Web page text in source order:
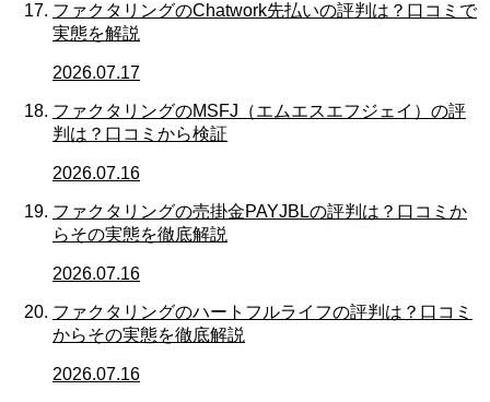
ファクタリングのChatwork先払いの評判は？口コミで
実態を解説
2026.07.17
ファクタリングのMSFJ（エムエスエフジェイ）の評
判は？口コミから検証
2026.07.16
ファクタリングの売掛金PAYJBLの評判は？口コミか
らその実態を徹底解説
2026.07.16
ファクタリングのハートフルライフの評判は？口コミ
からその実態を徹底解説
2026.07.16